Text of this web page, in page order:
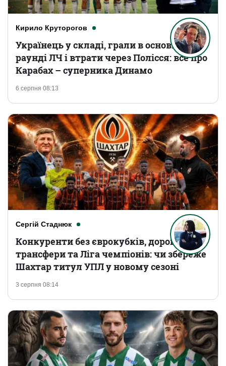
Кирило Круторогов
6 серпня 08:13
Українець у складі, грали в основному
раунді ЛЧ і втрати через Полісся: все про
Карабах – суперника Динамо
Сергій Стаднюк
3 серпня 08:14
Конкуренти без єврокубків, дорогі
трансфери та Ліга чемпіонів: чи збереже
Шахтар титул УПЛ у новому сезоні